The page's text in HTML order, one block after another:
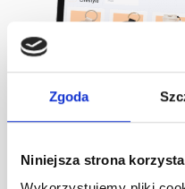
Zgoda
Niniejsza strona